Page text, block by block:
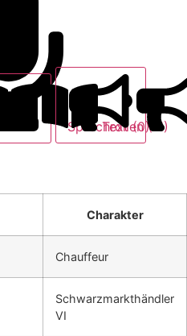
Sprechrollen (11)
Text (0)
Charakter
Chauffeur
Schwarzmarkthändler
VI